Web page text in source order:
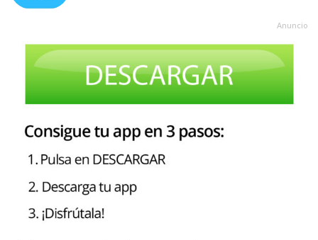
Anuncio